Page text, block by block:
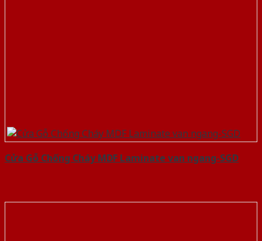
Cửa Gỗ Chống Cháy MDF Laminate van ngang-SGD